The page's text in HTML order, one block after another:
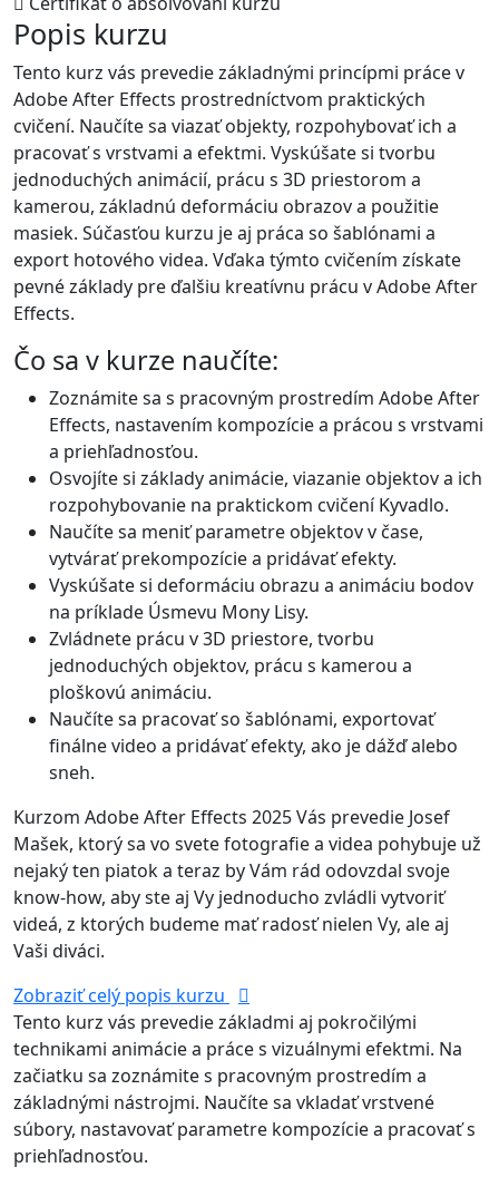
Popis kurzu
Tento kurz vás prevedie základnými princípmi práce v
Adobe After Effects prostredníctvom praktických
cvičení. Naučíte sa viazať objekty, rozpohybovať ich a
pracovať s vrstvami a efektmi. Vyskúšate si tvorbu
jednoduchých animácií, prácu s 3D priestorom a
kamerou, základnú deformáciu obrazov a použitie
masiek. Súčasťou kurzu je aj práca so šablónami a
export hotového videa. Vďaka týmto cvičením získate
pevné základy pre ďalšiu kreatívnu prácu v Adobe After
Effects.
Čo sa v kurze naučíte:
Zoznámite sa s pracovným prostredím Adobe After
Effects, nastavením kompozície a prácou s vrstvami
a priehľadnosťou.
Osvojíte si základy animácie, viazanie objektov a ich
rozpohybovanie na praktickom cvičení Kyvadlo.
Naučíte sa meniť parametre objektov v čase,
vytvárať prekompozície a pridávať efekty.
Vyskúšate si deformáciu obrazu a animáciu bodov
na príklade Úsmevu Mony Lisy.
Zvládnete prácu v 3D priestore, tvorbu
jednoduchých objektov, prácu s kamerou a
ploškovú animáciu.
Naučíte sa pracovať so šablónami, exportovať
finálne video a pridávať efekty, ako je dážď alebo
sneh.
Kurzom Adobe After Effects 2025 Vás prevedie Josef
Mašek, ktorý sa vo svete fotografie a videa pohybuje už
nejaký ten piatok a teraz by Vám rád odovzdal svoje
know-how, aby ste aj Vy jednoducho zvládli vytvoriť
videá, z ktorých budeme mať radosť nielen Vy, ale aj
Vaši diváci.
Zobraziť celý popis kurzu
Tento kurz vás prevedie základmi aj pokročilými
technikami animácie a práce s vizuálnymi efektmi. Na
začiatku sa zoznámite s pracovným prostredím a
základnými nástrojmi. Naučíte sa vkladať vrstvené
súbory, nastavovať parametre kompozície a pracovať s
priehľadnosťou.